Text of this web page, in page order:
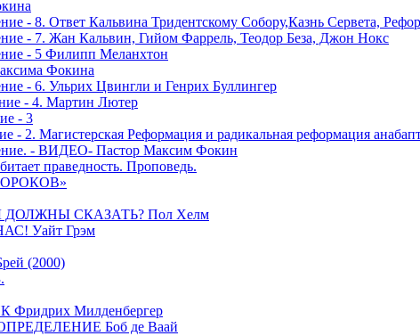
- 8. Ответ Кальвина Тридентскому Собору,Казнь Сервета,
- 7. Жан Кальвин, Гийом Фаррель, Теодор Беза, Джон Нокс
- 5 Филипп Меланхтон
Фокина
- 6. Ульрих Цвингли и Генрих Буллингер
- 4. Мартин Лютер
- 3
- 2. Магистерская Реформация и радикальная реформация
- ВИДЕО- Пастор Максим Фокин
праведность. Проповедь.
СКАЗАТЬ? Пол Хелм
Уайт Грэм
(2000)
Милденбергер
Боб де Ваай